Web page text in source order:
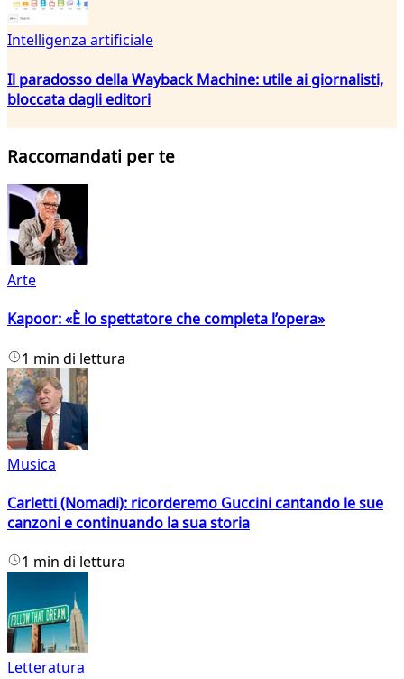
Intelligenza artificiale
Il paradosso della Wayback Machine: utile ai giornalisti,
bloccata dagli editori
Raccomandati per te
Arte
Kapoor: «È lo spettatore che completa l’opera»
1 min di lettura
Musica
Carletti (Nomadi): ricorderemo Guccini cantando le sue
canzoni e continuando la sua storia
1 min di lettura
Letteratura